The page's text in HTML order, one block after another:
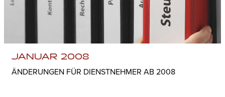
JANUAR 2008
ÄNDERUNGEN FÜR DIENSTNEHMER AB 2008